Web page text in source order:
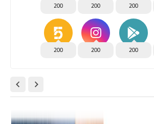
200
200
200
200
200
200